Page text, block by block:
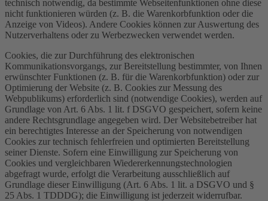
technisch notwendig, da bestimmte Webseitenfunktionen ohne diese
nicht funktionieren würden (z. B. die Warenkorbfunktion oder die
Anzeige von Videos). Andere Cookies können zur Auswertung des
Nutzerverhaltens oder zu Werbezwecken verwendet werden.
Cookies, die zur Durchführung des elektronischen
Kommunikationsvorgangs, zur Bereitstellung bestimmter, von Ihnen
erwünschter Funktionen (z. B. für die Warenkorbfunktion) oder zur
Optimierung der Website (z. B. Cookies zur Messung des
Webpublikums) erforderlich sind (notwendige Cookies), werden auf
Grundlage von Art. 6 Abs. 1 lit. f DSGVO gespeichert, sofern keine
andere Rechtsgrundlage angegeben wird. Der Websitebetreiber hat
ein berechtigtes Interesse an der Speicherung von notwendigen
Cookies zur technisch fehlerfreien und optimierten Bereitstellung
seiner Dienste. Sofern eine Einwilligung zur Speicherung von
Cookies und vergleichbaren Wiedererkennungstechnologien
abgefragt wurde, erfolgt die Verarbeitung ausschließlich auf
Grundlage dieser Einwilligung (Art. 6 Abs. 1 lit. a DSGVO und §
25 Abs. 1 TDDDG); die Einwilligung ist jederzeit widerrufbar.